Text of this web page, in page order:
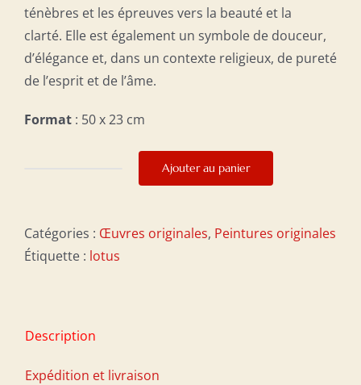
ténèbres et les épreuves vers la beauté et la
clarté. Elle est également un symbole de douceur,
d’élégance et, dans un contexte religieux, de pureté
de l’esprit et de l’âme.
Format : 50 x 23 cm
Pureté
Ajouter au panier
Catégories : Œuvres originales, Peintures originales
Étiquette : lotus
Description
Expédition et livraison